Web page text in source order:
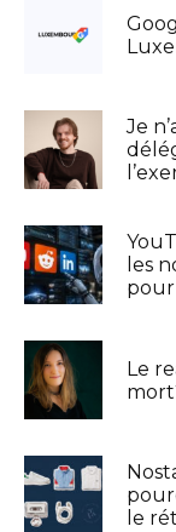
Je
les
pour
Le
le